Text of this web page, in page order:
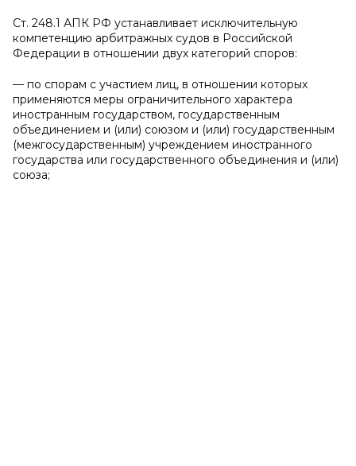
Ст. 248.1 АПК РФ устанавливает исключительную
компетенцию арбитражных судов в Российской
Федерации в отношении двух категорий споров:
— по спорам с участием лиц, в отношении которых
применяются меры ограничительного характера
иностранным государством, государственным
объединением и (или) союзом и (или) государственным
(межгосударственным) учреждением иностранного
государства или государственного объединения и (или)
союза;